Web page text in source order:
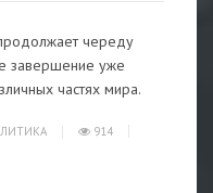
череду
завершение уже
частях мира.
914